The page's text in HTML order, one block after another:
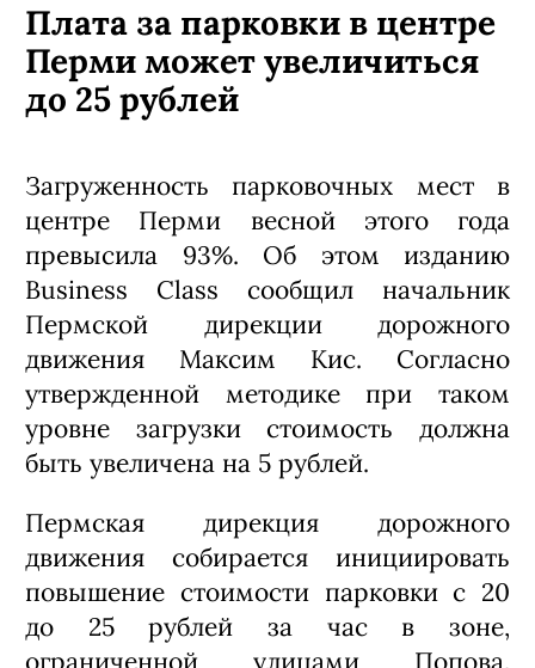
Плата за парковки в центре
Перми может увеличиться
до 25 рублей
Загруженность парковочных мест в
центре Перми весной этого года
превысила 93%. Об этом изданию
Business Class сообщил начальник
Пермской дирекции дорожного
движения Максим Кис. Согласно
утвержденной методике при таком
уровне загрузки стоимость должна
быть увеличена на 5 рублей.
Пермская дирекция дорожного
движения собирается инициировать
повышение стоимости парковки с 20
до 25 рублей за час в зоне,
ограниченной улицами Попова,